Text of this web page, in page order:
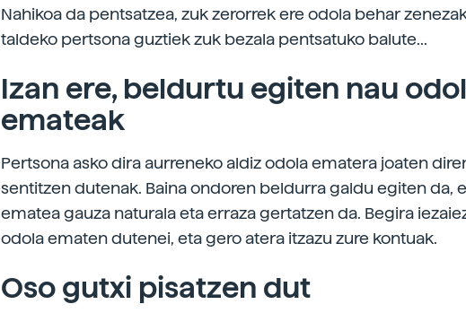
Nahikoa da pentsatzea, zuk zerorrek ere odola behar
taldeko pertsona guztiek zuk bezala pentsatuko balute...
Izan ere, beldurtu egiten nau
emateak
Pertsona asko dira aurreneko aldiz odola ematera joaten
sentitzen dutenak. Baina ondoren beldurra galdu egiten da,
ematea gauza naturala eta erraza gertatzen da. Begira
odola ematen dutenei, eta gero atera itzazu zure kontuak.
Oso gutxi pisatzen dut